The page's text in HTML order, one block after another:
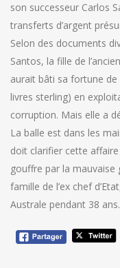
son successeur Carlos
transferts d’argent
Selon des documents
Santos, la fille de
aurait bâti sa fortune
livres sterling) en
corruption. Mais elle a
La balle est dans les
doit clarifier cette
gouffre par la
famille de l’ex chef
Australe pendant 38 ans.